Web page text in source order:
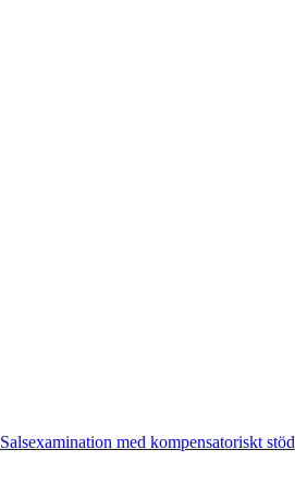
Salsexamination med kompensatoriskt stöd